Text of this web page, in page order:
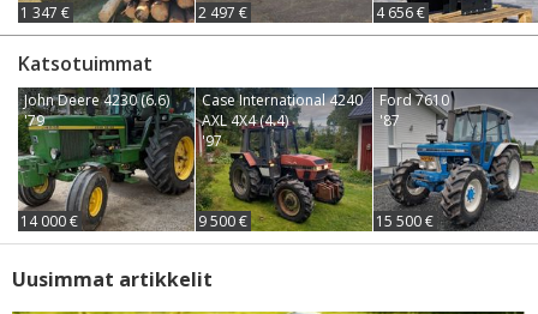
1 347 € 2 497 € 4 656 €
Katsotuimmat
John Deere 4230 (6.6)
'79
14 000 €
Case International 4240
AXL 4X4 (4.4)
'97
9 500 €
Ford 7610
'87
15 500 €
Uusimmat artikkelit